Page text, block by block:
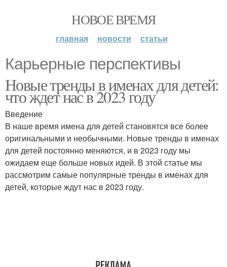
НОВОЕ ВРЕМЯ
главная новости статьи
Карьерные перспективы
Новые тренды в именах для детей:
что ждет нас в 2023 году
Введение
В наше время имена для детей становятся все более
оригинальными и необычными. Новые тренды в именах
для детей постоянно меняются, и в 2023 году мы
ожидаем еще больше новых идей. В этой статье мы
рассмотрим самые популярные тренды в именах для
детей, которые ждут нас в 2023 году.